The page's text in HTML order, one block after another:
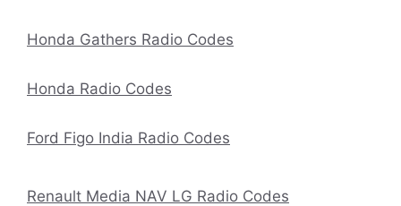
Honda Gathers Radio Codes
Honda Radio Codes
Ford Figo India Radio Codes
Renault Media NAV LG Radio Codes